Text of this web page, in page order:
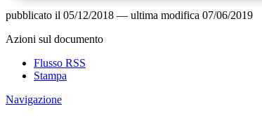
pubblicato il 05/12/2018 — ultima modifica 07/06/2019
Azioni sul documento
Flusso RSS
Stampa
Navigazione